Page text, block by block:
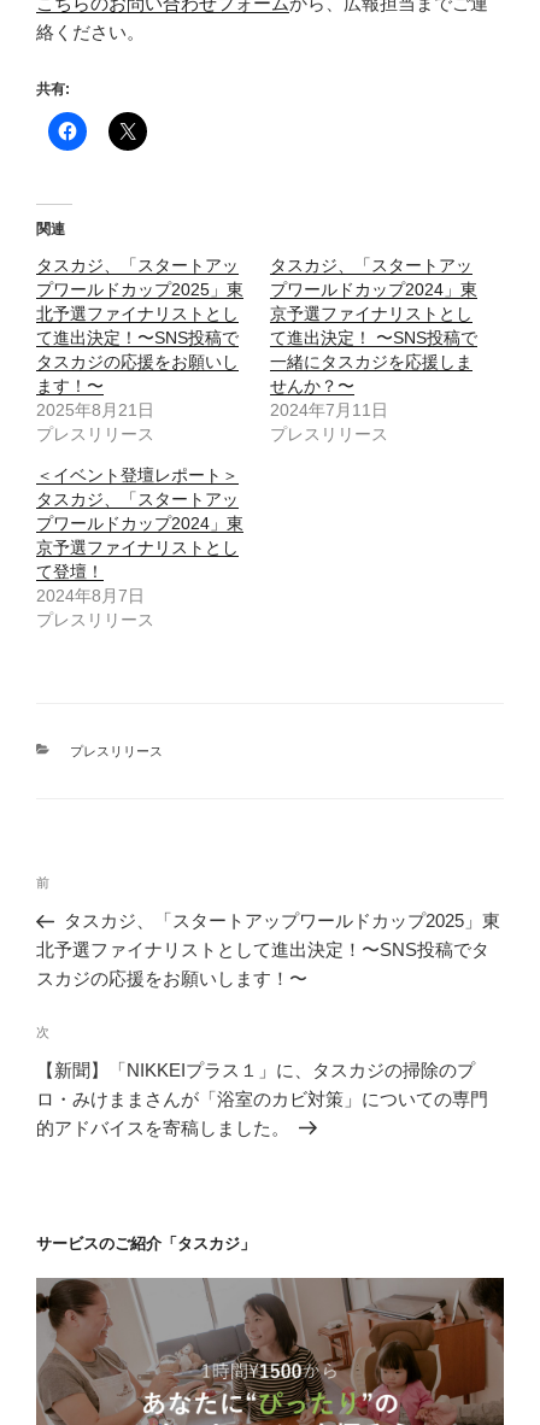
絡ください。
共有:
関連
タスカジ、「スタートアッ
プワールドカップ2025」東
北予選ファイナリストとし
て進出決定！〜SNS投稿で
タスカジの応援をお願いし
ます！〜
2025年8月21日
プレスリリース
タスカジ、「スタートアッ
プワールドカップ2024」東
京予選ファイナリストとし
て進出決定！ 〜SNS投稿で
一緒にタスカジを応援しま
せんか？〜
2024年7月11日
プレスリリース
＜イベント登壇レポート＞
タスカジ、「スタートアッ
プワールドカップ2024」東
京予選ファイナリストとし
て登壇！
2024年8月7日
プレスリリース
カ
プレスリリース
ナ
ビ
ー
シ
ョ
ン
前
の
投
稿
前
タスカジ、「スタートアップワールドカップ2025」東
北予選ファイナリストとして進出決定！〜SNS投稿でタ
スカジの応援をお願いします！〜
次
の
投
稿
次
【新聞】「NIKKEIプラス１」に、タスカジの掃除のプ
ロ・みけままさんが「浴室のカビ対策」についての専門
的アドバイスを寄稿しました。
サービスのご紹介「タスカジ」